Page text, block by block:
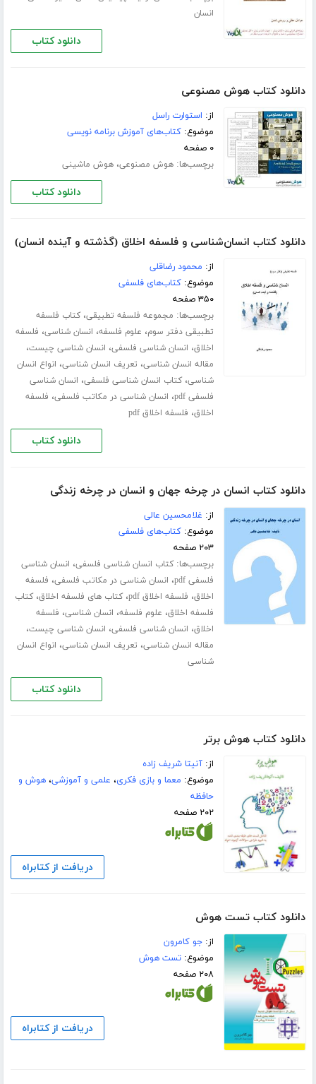
انسان
دانلود کتاب
دانلود کتاب هوش مصنوعی
از: استوارت راسل
موضوع:کتاب‌های آموزش برنامه نویسی
۰ صفحه
برچسب‌ها:هوش مصنوعی،هوش ماشینی
دانلود کتاب
دانلود کتاب انسان‌شناسی و فلسفه اخلاق (گذشته و آینده انسان)
از: محمود رضاقلی
موضوع:کتاب‌های فلسفی
۳۵۰ صفحه
برچسب‌ها: مجموعه فلسفه تطبیقی،کتاب فلسفه
تطبیقی دفتر سوم، علوم فلسفه، انسان شناسی، فلسفه
اخلاق، انسان شناسی فلسفی، انسان شناسی چیست،
مقاله انسان شناسی، تعریف انسان شناسی، انواع انسان
شناسی،کتاب انسان شناسی فلسفی، انسان شناسی
فلسفی pdf
، انسان شناسی در مکاتب فلسفی، فلسفه
اخلاق، فلسفه اخلاق pdf
دانلود کتاب
دانلود کتاب انسان در چرخه جهان و انسان در چرخه زندگی
از: غلامحسین عالی
موضوع:کتاب‌های فلسفی
۲۰۳ صفحه
برچسب‌ها:کتاب انسان شناسی فلسفی، انسان شناسی
فلسفی pdf
، انسان شناسی در مکاتب فلسفی، فلسفه
اخلاق، فلسفه اخلاق pdf ،کتاب های فلسفه اخلاق،کتاب
فلسفه اخلاق، علوم فلسفه، انسان شناسی، فلسفه
اخلاق، انسان شناسی فلسفی، انسان شناسی چیست،
مقاله انسان شناسی، تعریف انسان شناسی، انواع انسان
شناسی
دانلود کتاب
دانلود کتاب هوش برتر
از:آنیتا شریف زاده
موضوع: معما و بازی فکری، علمی و آموزشی،هوش و
حافظه
۲۰۲ صفحه
دریافت از کتابراه
دانلود کتاب تست هوش
از:جو کامرون
موضوع:تست هوش
۲۰۸ صفحه
دریافت از کتابراه